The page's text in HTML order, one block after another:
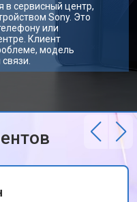
в сервисный центр,
Sony. Это
или
Клиент
модель